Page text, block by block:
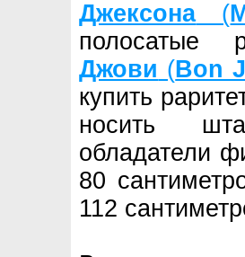
Джексона(
полосатые
Джови (Bon
купить
носить
обладатели
80
112